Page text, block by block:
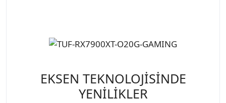
EKSEN TEKNOLOJİSİNDE
YENİLİKLER